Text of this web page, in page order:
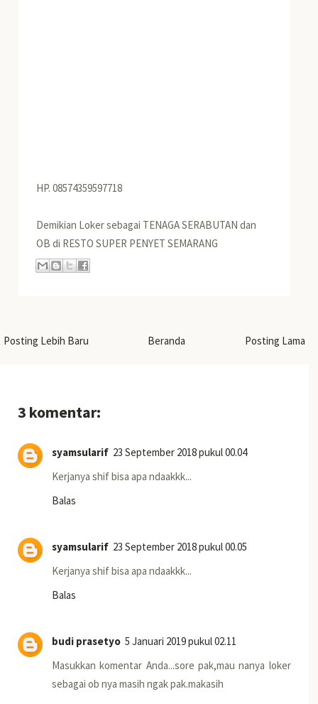
HP. 08574359597718
Demikian Loker sebagai TENAGA SERABUTAN dan
OB di RESTO SUPER PENYET SEMARANG
Posting Lebih Baru Posting Lama
Beranda
3 komentar:
syamsularif 23 September 2018 pukul 00.04
Kerjanya shif bisa apa ndaakkk...
Balas
syamsularif 23 September 2018 pukul 00.05
Kerjanya shif bisa apa ndaakkk...
Balas
budi prasetyo 5 Januari 2019 pukul 02.11
Masukkan komentar Anda...sore pak,mau nanya loker
sebagai ob nya masih ngak pak.makasih